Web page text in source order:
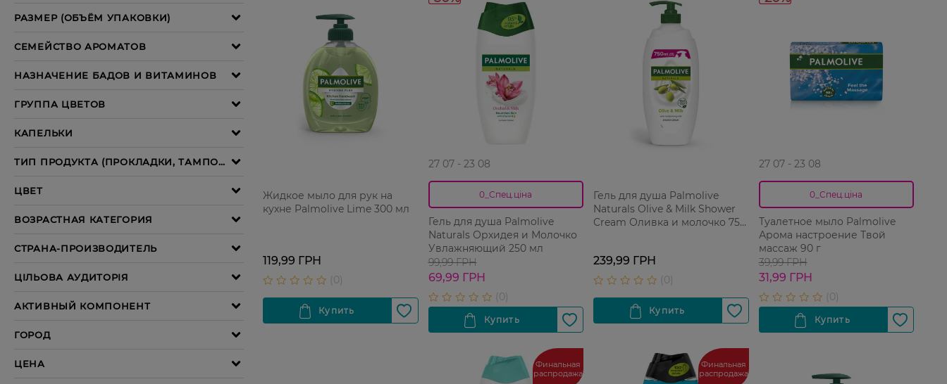
Жидкое мыло для рук на
кухне Palmolive Lime 300 мл
119,99 ГРН
27 07 - 23 08
0_Спец.ціна
Гель для душа Palmolive
Naturals Орхидея и Молочко
Увлажняющий 250 мл
99,99 ГРН
69,99 ГРН
Гель для душа Palmolive
Naturals Olive & Milk Shower
Cream Оливка и молочко 750
239,99 ГРН
27 07 - 23 08
0_Спец.ціна
Туалетное мыло Palmolive
Арома настроение Твой
массаж 90 г
39,99 ГРН
31,99 ГРН
Финальная
распродажа
Финальная
распродажа